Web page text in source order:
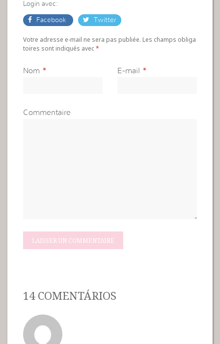
Login avec:
Facebook Twitter
Votre adresse e-mail ne sera pas publiée. Les champs obliga
toires sont indiqués avec*
Nom * E-mail *
Commentaire
14 COMENTÁRIOS